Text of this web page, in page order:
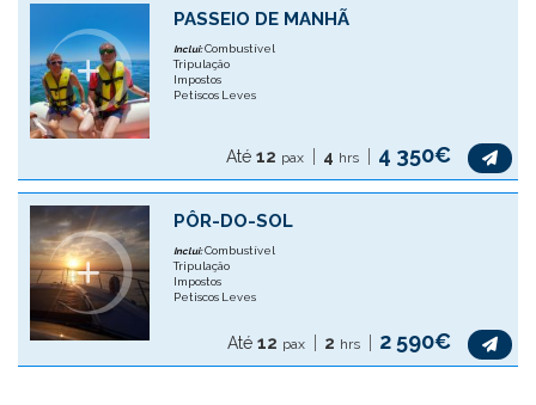
PASSEIO DE MANHÃ
Inclui:Combustível
Tripulação
Impostos
Petiscos Leves
Até 12 pax 4 hrs 4 350€
PÔR-DO-SOL
Inclui:Combustível
Tripulação
Impostos
Petiscos Leves
Até 12 pax 2 hrs 2 590€